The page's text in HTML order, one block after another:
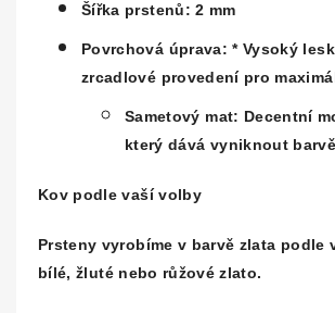
Šířka prstenů: 2 mm
Povrchová úprava: *Vysoký
zrcadlové provedení pro
Sametový mat: Decentní
který dává vyniknout
Kov podle vaší volby
Prsteny vyrobíme v barvě zlata podle
bílé, žluté nebo růžové zlato.